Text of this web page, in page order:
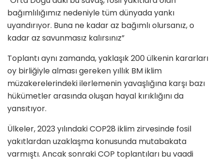
bağımlılığımız nedeniyle tüm dünyada yankı
uyandırıyor. Buna ne kadar az bağımlı olursanız, o
kadar az savunmasız kalırsınız”
Toplantı aynı zamanda, yaklaşık 200 ülkenin kararları
oy birliğiyle alması gereken yıllık BM iklim
müzakerelerindeki ilerlemenin yavaşlığına karşı bazı
hükümetler arasında oluşan hayal kırıklığını da
yansıtıyor.
Ülkeler, 2023 yılındaki COP28 iklim zirvesinde fosil
yakıtlardan uzaklaşma konusunda mutabakata
varmıştı. Ancak sonraki COP toplantıları bu vaadi